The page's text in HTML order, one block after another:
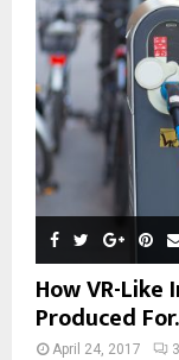
How VR-Like
Produced
April 24, 2017 3